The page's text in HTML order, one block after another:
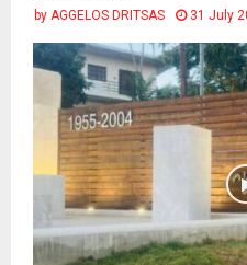
by AGGELOS DRITSAS 31 July